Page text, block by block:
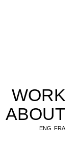
WORK
ABOUT
ENG FRA